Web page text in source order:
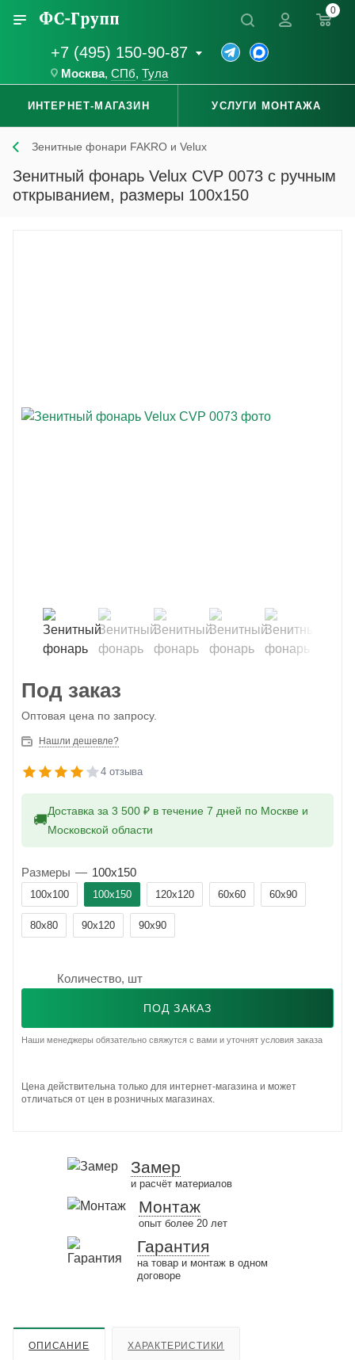
+7 (495) 150-90-87
Москва, СПб, Тула
0
ИНТЕРНЕТ-МАГАЗИН УСЛУГИ МОНТАЖА
Зенитные фонари FAKRO и Velux
Зенитный фонарь Velux CVP 0073 с ручным
открыванием, размеры 100x150
Под заказ
Оптовая цена по запросу.
Нашли дешевле?
4 отзыва
🚚
Доставка за 3 500 ₽ в течение 7 дней по Москве и
Московской области
Размеры — 100x150
100x100 100x150 120x120 60x60 60x90
80x80 90x120 90x90
Количество, шт
ПОД ЗАКАЗ
Наши менеджеры обязательно свяжутся с вами и уточнят условия заказа
Цена действительна только для интернет-магазина и может
отличаться от цен в розничных магазинах.
Замер
и расчёт материалов
Монтаж
опыт более 20 лет
Гарантия
на товар и монтаж в одном
договоре
ОПИСАНИЕ ХАРАКТЕРИСТИКИ